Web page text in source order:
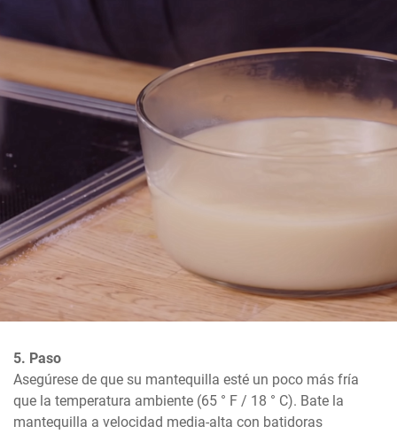
5. Paso
Asegúrese de que su mantequilla esté un poco más fría
que la temperatura ambiente (65 ° F / 18 ° C). Bate la
mantequilla a velocidad media-alta con batidoras